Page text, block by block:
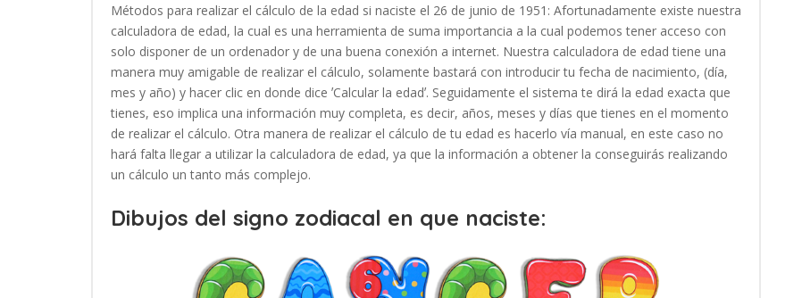
Métodos para realizar el cálculo de la edad si naciste el 26 de junio de 1951: Afortunadamente existe nuestra
calculadora de edad, la cual es una herramienta de suma importancia a la cual podemos tener acceso con
solo disponer de un ordenador y de una buena conexión a internet. Nuestra calculadora de edad tiene una
manera muy amigable de realizar el cálculo, solamente bastará con introducir tu fecha de nacimiento, (día,
mes y año) y hacer clic en donde dice ʼCalcular la edadʼ. Seguidamente el sistema te dirá la edad exacta que
tienes, eso implica una información muy completa, es decir, años, meses y días que tienes en el momento
de realizar el cálculo. Otra manera de realizar el cálculo de tu edad es hacerlo vía manual, en este caso no
hará falta llegar a utilizar la calculadora de edad, ya que la información a obtener la conseguirás realizando
un cálculo un tanto más complejo.
Dibujos del signo zodiacal en que naciste: